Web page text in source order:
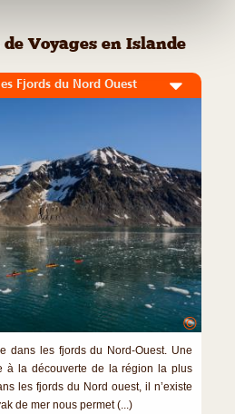
de Voyages en Islande
Fjords du Nord Ouest
©
dans les fjords du Nord-Ouest. Une
à la découverte de la région la plus
les fjords du Nord ouest, il n’existe
de mer nous permet (...)